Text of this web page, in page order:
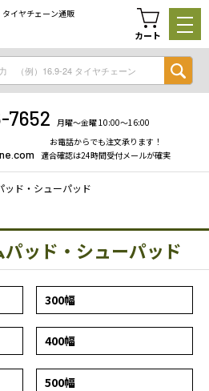
イヤチェーン通販
カート
7652 月曜〜金曜 10:00〜16:00
お電話からでも注文承ります！
適合確認は24時間受付メールが確実
ッド・シューパッド
ッド・シューパッド
300幅
400幅
500幅